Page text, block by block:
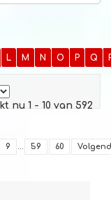
L M N O P Q
nu 1 - 10 van 592
9 ... 59 60